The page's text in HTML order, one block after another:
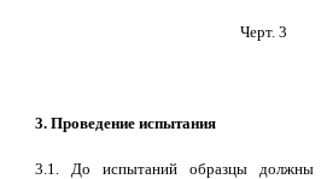
Черт. 3
3. Проведение испытания
3.1. До испытаний образцы